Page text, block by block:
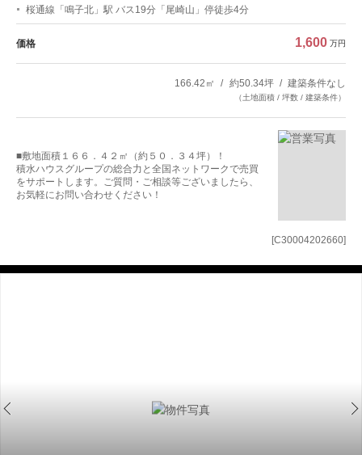
[C30004202660]
桜通線「鳴子北」駅 バス19分「尾崎山」停徒歩4分
価格 1,600 万円
166.42㎡ 約50.34坪 建築条件なし
（土地面積 / 坪数 / 建築条件）
■敷地面積１６６．４２㎡（約５０．３４坪）！
積水ハウスグループの総合力と全国ネットワークで売買
をサポートします。ご質問・ご相談等ございましたら、
お気軽にお問い合わせください！